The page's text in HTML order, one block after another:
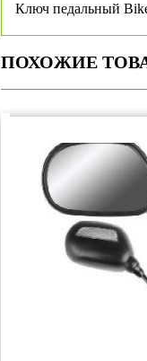
Ключ педальный
ПОХОЖИЕ